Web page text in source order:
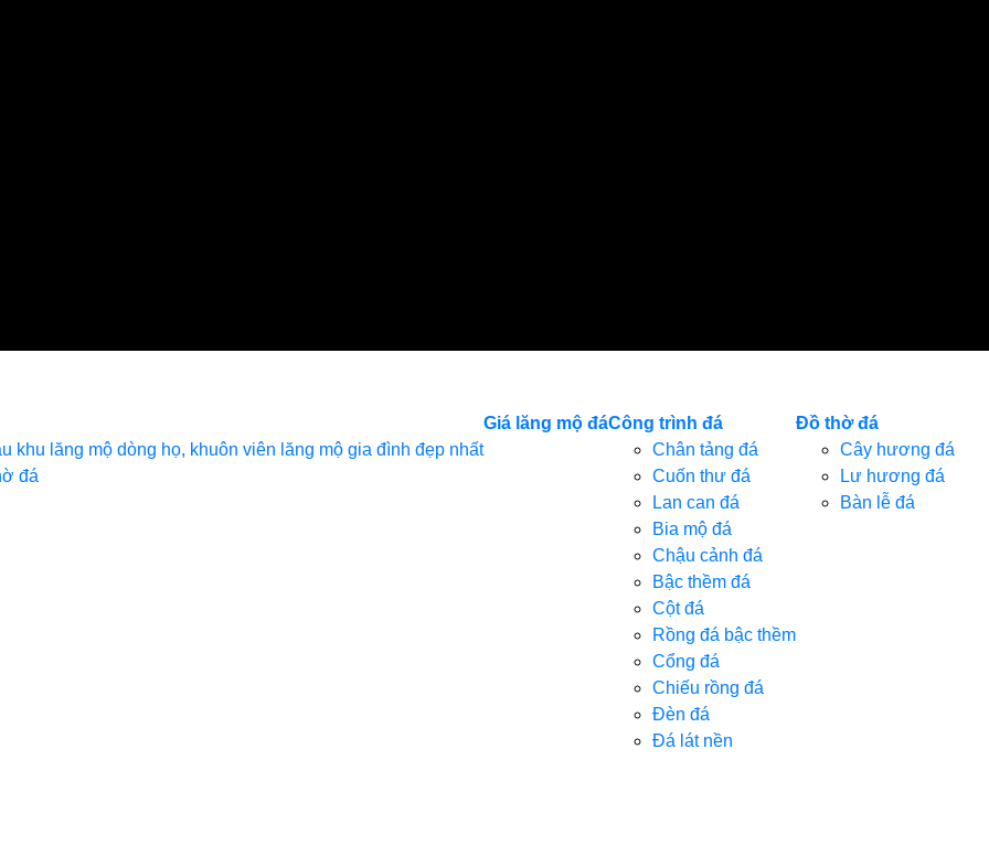
khu lăng mộ dòng họ, khuôn viên lăng mộ gia đình đẹp nhất
đá
Giá lăng mộ đáCông trình đá
Chân tảng đá
Cuốn thư đá
Lan can đá
Bia mộ đá
Chậu cảnh đá
Bậc thềm đá
Cột đá
Rồng đá bậc thềm
Cổng đá
Chiếu rồng đá
Đèn đá
Đá lát nền
Đồ thờ đá
Cây hương đá
Lư hương đá
Bàn lễ đá